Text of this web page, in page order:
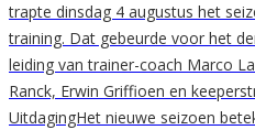
trapte dinsdag 4 augustus het
training. Dat gebeurde voor het
leiding van trainer-coach Marco
Ranck, Erwin Griffioen en
UitdagingHet nieuwe seizoen